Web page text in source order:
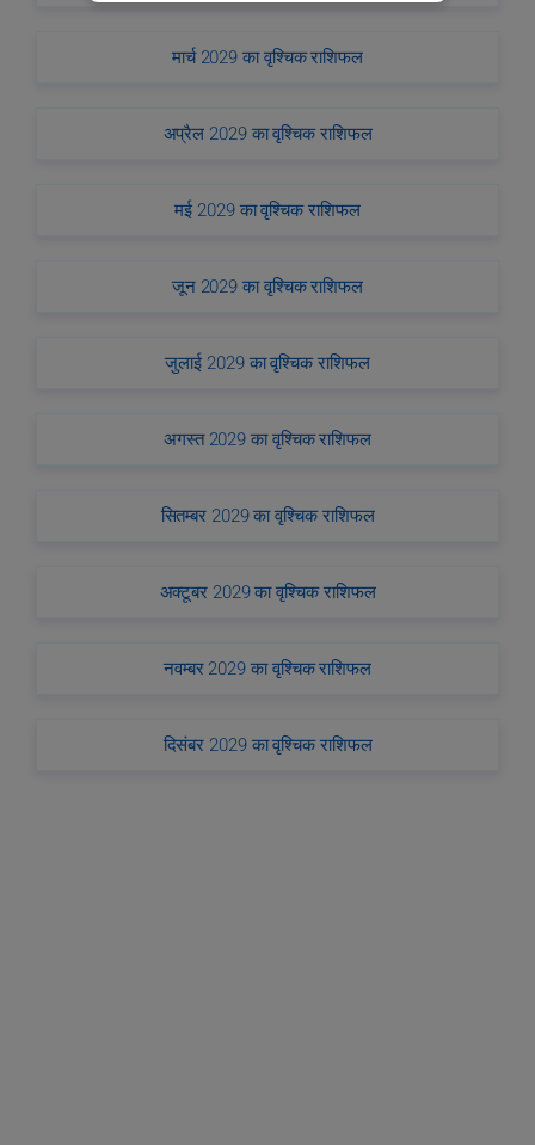
मार्च 2029 का वृश्चिक राशिफल
अप्रैल 2029 का वृश्चिक राशिफल
मई 2029 का वृश्चिक राशिफल
जून 2029 का वृश्चिक राशिफल
जुलाई 2029 का वृश्चिक राशिफल
अगस्त 2029 का वृश्चिक राशिफल
सितम्बर 2029 का वृश्चिक राशिफल
अक्टूबर 2029 का वृश्चिक राशिफल
नवम्बर 2029 का वृश्चिक राशिफल
दिसंबर 2029 का वृश्चिक राशिफल